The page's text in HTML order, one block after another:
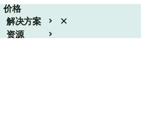
价格
解决方案
资源